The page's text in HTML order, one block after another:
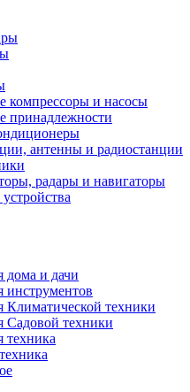
компрессоры и насосы
принадлежности
антенны и радиостанции
радары и навигаторы
дома и дачи
инструментов
Климатической техники
Садовой техники
техника